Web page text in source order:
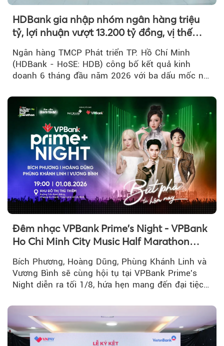
HDBank gia nhập nhóm ngân hàng triệu
tỷ, lợi nhuận vượt 13.200 tỷ đồng, vị thế
mới trên thị trường vốn quốc tế
Ngân hàng TMCP Phát triển TP. Hồ Chí Minh
(HDBank - HoSE: HDB) công bố kết quả kinh
doanh 6 tháng đầu năm 2026 với ba dấu mốc nổi
Đêm nhạc VPBank Prime's Night - VPBank
Ho Chi Minh City Music Half Marathon
Bích Phương, Hoàng Dũng, Phùng Khánh Linh và
Vương Bình sẽ cùng hội tụ tại VPBank Prime's
Night diễn ra tối 1/8, hứa hẹn mang đến đại tiệc